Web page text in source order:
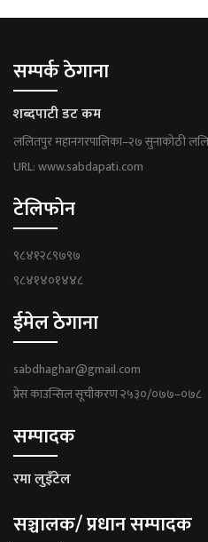
सम्पर्क ठेगाना
शब्दपाटी डट कम
ललितपुर महानगरपालिका–२७ सुनाकोठी
URL: www.sabdapati.com
टेलिफोन
९८४१२८९७९७
९८४१४०१४४८
ईमेल ठेगाना
sabdhaghar@gmail.com
प्रेस काउन्सिल सूचीकरण २५३०/०७७–०७८
सम्पादक
रमा लुइँटेल
सञ्चालक/ प्रधान सम्पादक